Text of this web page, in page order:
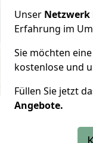
Unser Netzwerk
Erfahrung im
Sie möchten eine
kostenlose und
Füllen Sie jetzt
Angebote.